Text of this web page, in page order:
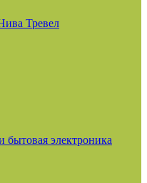
Тревел
электроника